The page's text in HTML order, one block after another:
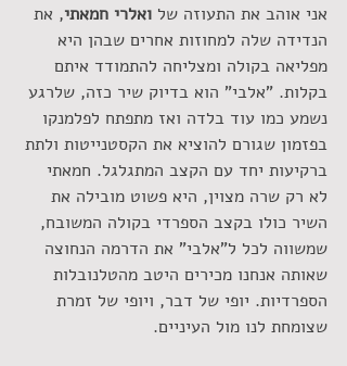
אני אוהב את התעוזה של ואלרי חמאתי, את
הנדידה שלה למחוזות אחרים שבהן היא
מפליאה בקולה ומצליחה להתמודד איתם
בקלות. "אלבי" הוא בדיוק שיר כזה, שלרגע
נשמע כמו עוד בלדה ואז מתפתח לפלמנקו
בפזמון שגורם להוציא את הקסטנייטות ולתת
ברקיעות יחד עם הקצב המתגלגל. חמאתי
לא רק שרה מצוין, היא פשוט מובילה את
השיר כולו בקצב הספרדי בקולה המשובח,
שמשווה לכל ל"אלבי" את הדרמה הנחוצה
שאותה אנחנו מכירים היטב מהטלנובלות
הספרדיות. יופי של דבר, ויופי של זמרת
שצומחת לנו מול העיניים.